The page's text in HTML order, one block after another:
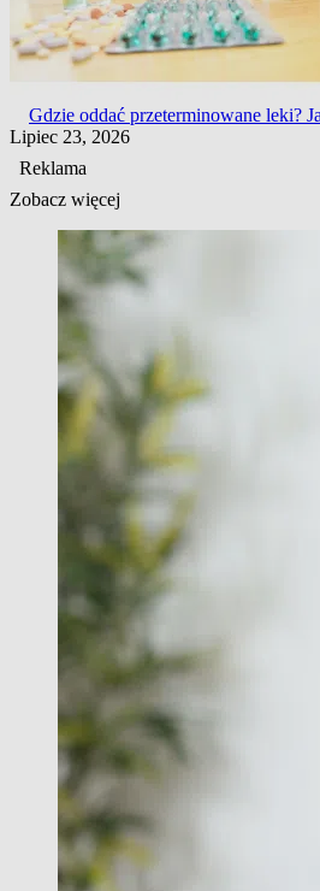
Gdzie oddać przeterminowane leki?
Lipiec 23, 2026
Reklama
Zobacz więcej